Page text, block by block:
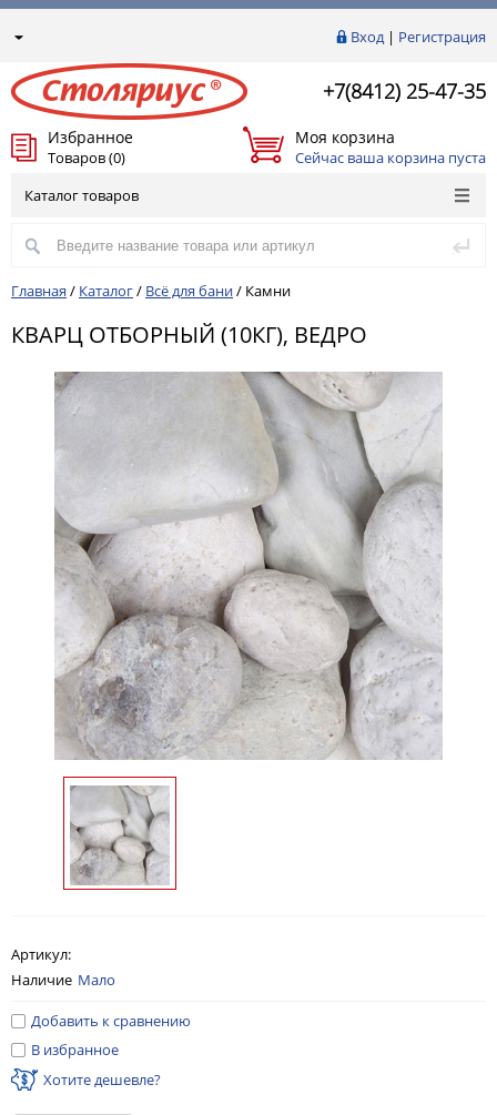
Вход| Регистрация
+7(8412) 25-47-35
Избранное
Товаров (0)
Моя корзина
Сейчас ваша корзина пуста
Каталог товаров
Главная / Каталог/ Всё для бани/ Камни
КВАРЦ ОТБОРНЫЙ (10КГ), ВЕДРО
Артикул:
Наличие Мало
Добавить к сравнению
В избранное
Хотите дешевле?